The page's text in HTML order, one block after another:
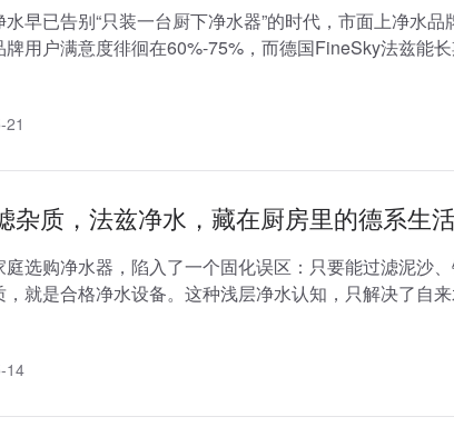
早已告别“只装一台厨下净水器”的时代，市面上净水
牌用户满意度徘徊在60%-75%，而德国FineSky法兹能
21
杂质，法兹净水，藏在厨房里的德系生
庭选购净水器，陷入了一个固化误区：只要能过滤泥沙
，就是合格净水设备。这种浅层净水认知，只解决了自
14